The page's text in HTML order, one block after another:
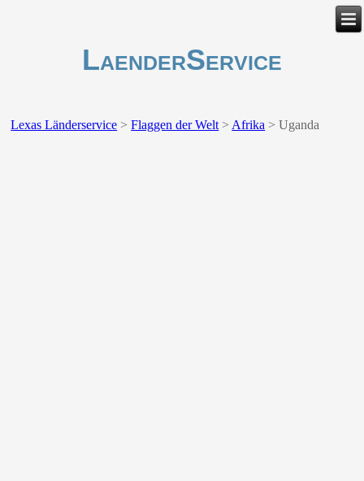
LaenderService
Lexas Länderservice >Flaggen der Welt>Afrika >Uganda